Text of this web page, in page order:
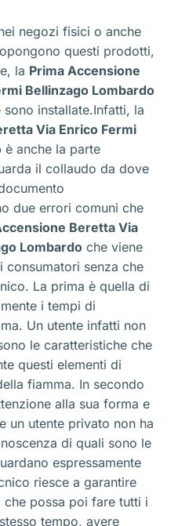
negozi fisici o anche
questi prodotti,
la Prima Accensione
Bellinzago Lombardo
installate.Infatti, la
Via Enrico Fermi
è anche la parte
il collaudo da dove
due errori comuni che
Beretta Via
Lombardo che viene
consumatori senza che
La prima è quella di
i tempi di
Un utente infatti non
le caratteristiche che
questi elementi di
fiamma. In secondo
alla sua forma e
un utente privato non ha
di quali sono le
espressamente
riesce a garantire
che possa poi fare tutti i
tempo, avere